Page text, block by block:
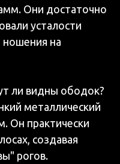
Они достаточно
усталости
ношения на
ли видны ободок?
металлический
Он практически
создавая
рогов.